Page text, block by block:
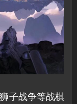
子战争等战棋